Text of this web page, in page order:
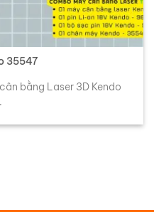
35547
bằng Laser 3D Kendo